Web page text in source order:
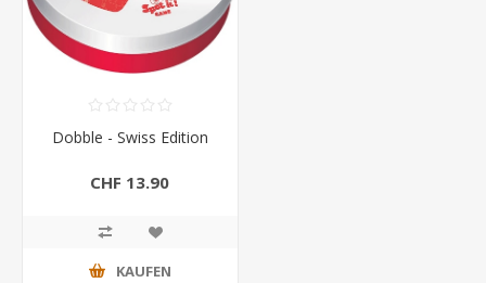
Dobble - Swiss Edition
CHF 13.90
KAUFEN